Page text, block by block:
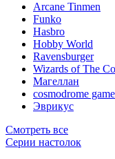
Arcane Tinmen
Funko
Hasbro
Hobby World
Ravensburger
Wizards of The
Магеллан
сosmodrome
Эврикус
Смотреть все
Серии настолок